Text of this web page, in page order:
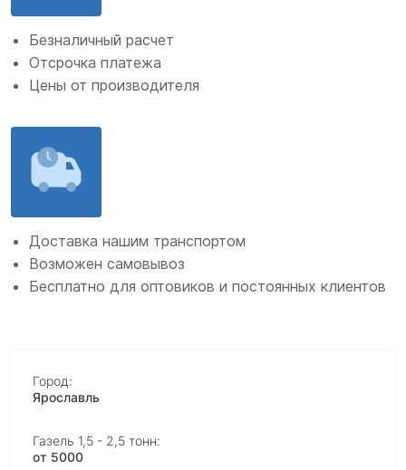
Безналичный расчет
Отсрочка платежа
Цены от производителя
Доставка нашим транспортом
Возможен самовывоз
Бесплатно для оптовиков и постоянных клиентов
Ярославль
от 5000